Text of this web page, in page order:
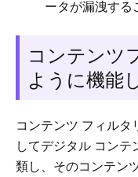
ータが漏洩する
コンテンツ
ように機能
コンテンツ フィル
してデジタル コン
類し、そのコンテン